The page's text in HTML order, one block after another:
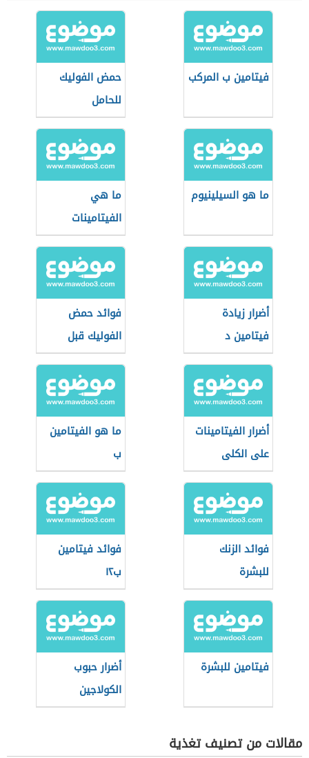
فيتامين ب المركب
حمض الفوليك
للحامل
ما هو السيلينيوم
ما هي
الفيتامينات
أضرار زيادة
فيتامين د
فوائد حمض
الفوليك قبل
الحمل
أضرار الفيتامينات
على الكلى
ما هو الفيتامين
ب
فوائد الزنك
للبشرة
فوائد فيتامين
ب١٢
فيتامين للبشرة
أضرار حبوب
الكولاجين
مقالات من تصنيف تغذية